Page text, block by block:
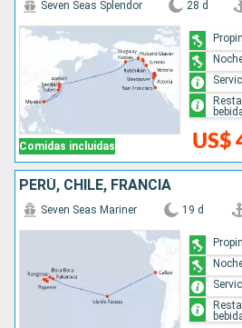
Comidas incluidas
Seven Seas Splendor 28 d
US$
PERÚ, CHILE, FRANCIA
Seven Seas Mariner 19 d